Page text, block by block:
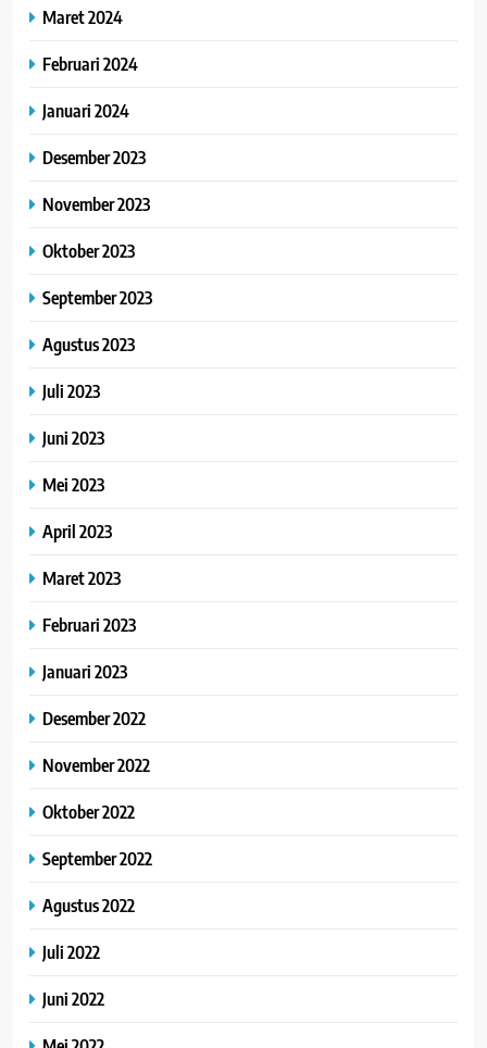
Maret 2024
Februari 2024
Januari 2024
Desember 2023
November 2023
Oktober 2023
September 2023
Agustus 2023
Juli 2023
Juni 2023
Mei 2023
April 2023
Maret 2023
Februari 2023
Januari 2023
Desember 2022
November 2022
Oktober 2022
September 2022
Agustus 2022
Juli 2022
Juni 2022